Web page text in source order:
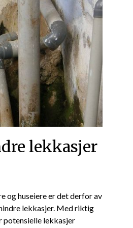
lekkasjer
og huseiere⁤ er⁢ det derfor av
lekkasjer. Med⁤ riktig
potensielle⁣ lekkasjer